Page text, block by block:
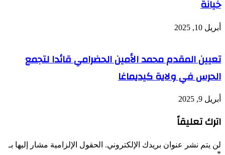
خيانة
أبريل 10, 2025
تعيين المقدم محمد الأمين الحضرامي قائدا لتجمع
الحرس في ولاية كيديماغا
أبريل 9, 2025
اترك تعليقاً
لن يتم نشر عنوان بريدك الإلكتروني. الحقول الإلزامية مشار إليها بـ